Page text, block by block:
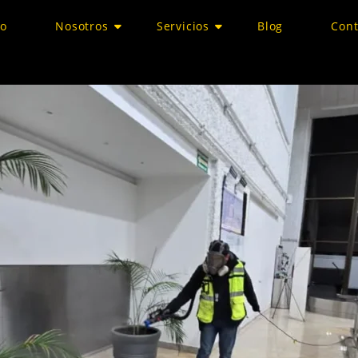
Nosotros Servicios Blog